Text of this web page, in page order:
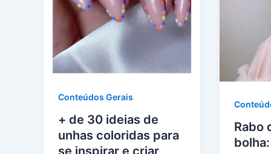
Conteúdos Gerais
+ de 30 ideias de
unhas coloridas para
Rabo